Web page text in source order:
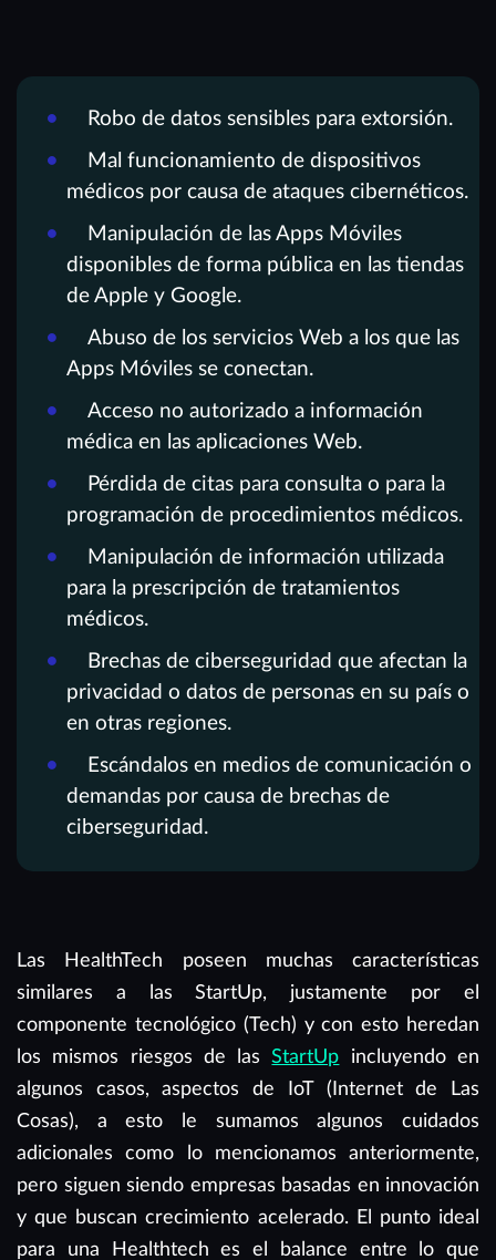
Robo de datos sensibles para extorsión.
Mal funcionamiento de dispositivos
médicos por causa de ataques cibernéticos.
Manipulación de las Apps Móviles
disponibles de forma pública en las tiendas
de Apple y Google.
Abuso de los servicios Web a los que las
Apps Móviles se conectan.
Acceso no autorizado a información
médica en las aplicaciones Web.
Pérdida de citas para consulta o para la
programación de procedimientos médicos.
Manipulación de información utilizada
para la prescripción de tratamientos
médicos.
Brechas de ciberseguridad que afectan la
privacidad o datos de personas en su país o
en otras regiones.
Escándalos en medios de comunicación o
demandas por causa de brechas de
ciberseguridad.
Las HealthTech poseen muchas características
similares a las StartUp, justamente por el
componente tecnológico (Tech) y con esto heredan
los mismos riesgos de lasStartUp incluyendo en
algunos casos, aspectos de IoT (Internet de Las
Cosas), a esto le sumamos algunos cuidados
adicionales como lo mencionamos anteriormente,
pero siguen siendo empresas basadas en innovación
y que buscan crecimiento acelerado. El punto ideal
para una Healthtech es el balance entre lo que